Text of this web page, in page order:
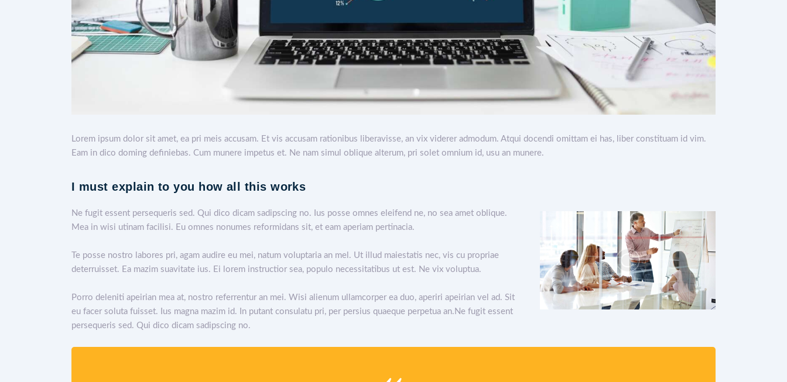
Lorem ipsum dolor sit amet, ea pri meis accusam. Et vis accusam rationibus liberavisse, an vix viderer admodum. Atqui docendi omittam ei has, liber constituam id vim.
Eam in dico doming definiebas. Cum munere impetus et. Ne nam simul oblique alterum, pri solet omnium id, usu an munere.
I must explain to you how all this works
Ne fugit essent persequeris sed. Qui dico dicam sadipscing no. Ius posse omnes eleifend ne, no sea amet oblique.
Mea in wisi utinam facilisi. Eu omnes nonumes reformidans sit, et eam aperiam pertinacia.
Te posse nostro labores pri, agam audire eu mei, natum voluptaria an mel. Ut illud maiestatis nec, vis cu propriae
deterruisset. Ea mazim suavitate ius. Ei lorem instructior sea, populo necessitatibus ut est. Ne vix voluptua.
Porro deleniti apeirian mea at, nostro referrentur an mei. Wisi alienum ullamcorper ea duo, aperiri apeirian vel ad. Sit
eu facer soluta fuisset. Ius magna mazim id. In putant consulatu pri, per persius quaeque perpetua an.Ne fugit essent
persequeris sed. Qui dico dicam sadipscing no.